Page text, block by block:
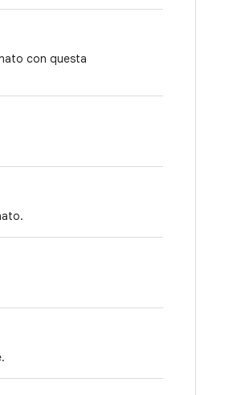
con questa